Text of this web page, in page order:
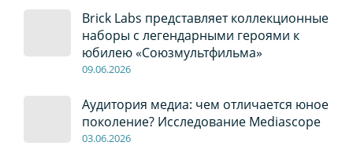
Brick Labs представляет коллекционные
наборы с легендарными героями к
юбилею «Союзмультфильма»
09.06.2026
Аудитория медиа: чем отличается юное
поколение? Исследование Mediascope
03.06.2026